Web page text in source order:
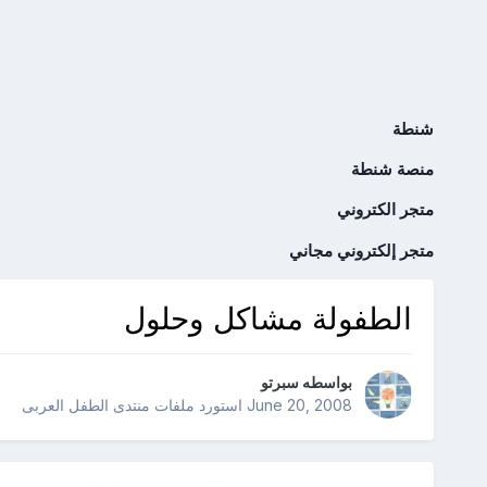
شنطة
منصة شنطة
متجر الكتروني
متجر إلكتروني مجاني
الطفولة مشاكل وحلول
بواسطه سبرتو
June 20, 2008استورد ملفات منتدى الطفل العربى